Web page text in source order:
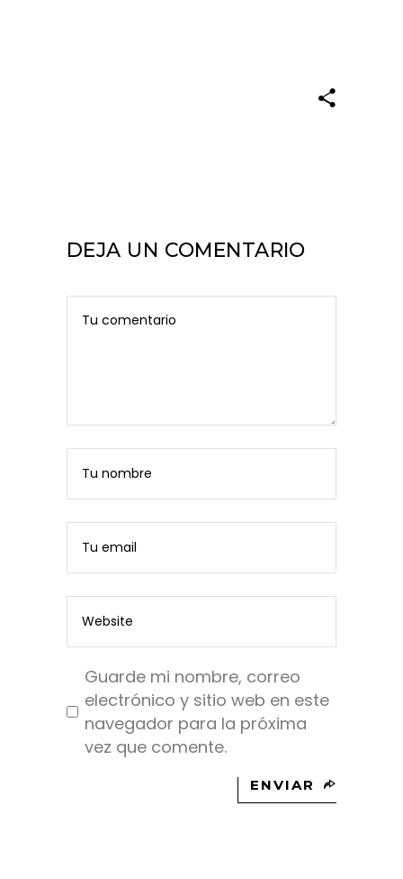
DEJA UN COMENTARIO
Guarde mi nombre, correo
electrónico y sitio web en este
navegador para la próxima
vez que comente.
ENVIAR